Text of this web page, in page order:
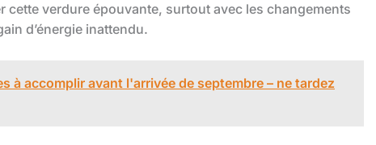
cette verdure épouvante, surtout avec les changements
d’énergie inattendu.
à accomplir avant l'arrivée de septembre – ne tardez